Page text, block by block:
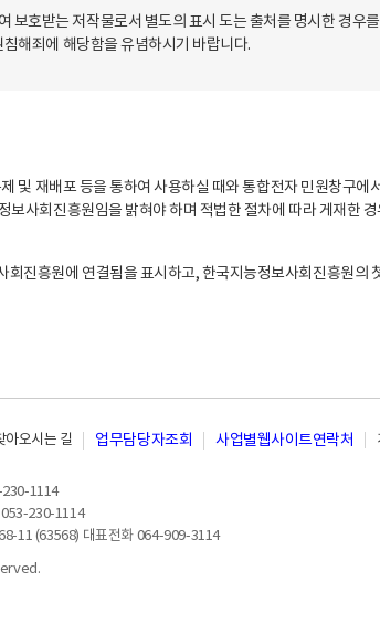
호받는 저작물로서 별도의 표시 도는 출처를 명시한 경우
해죄에 해당함을 유념하시기 바랍니다.
및 재배포 등을 통하여 사용하실 때와 통합전자 민원창구
사회진흥원임을 밝혀야 하며 적법한 절차에 따라 게재한
진흥원에 연결됨을 표시하고, 한국지능정보사회진흥원
아오시는 길 업무담당자조회 사업별웹사이트연락처
230-1114
053-230-1114
11 (63568) 대표전화 064-909-3114